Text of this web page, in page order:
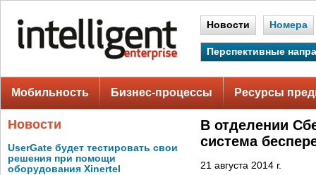
Новости Номера
Перспективные
Мобильность Бизнес-процессы Ресурсы
Новости
UserGate будет тестировать свои
решения при помощи
оборудования Xinertel
В отделении
система
21 августа 2014 г.